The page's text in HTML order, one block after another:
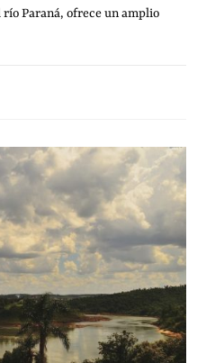
río Paraná, ofrece un amplio